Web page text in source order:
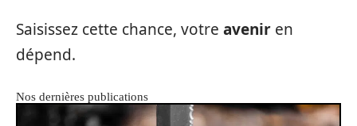
Saisissez cette chance, votre avenir en
dépend.
Nos dernières publications